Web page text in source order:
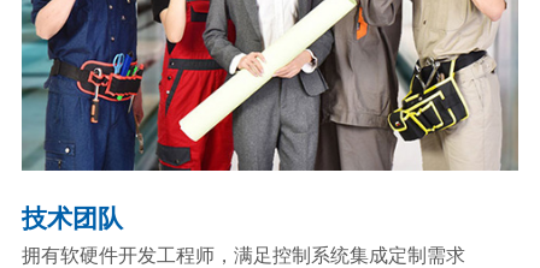
技术团队
拥有软硬件开发工程师，满足控制系统集成定制需求